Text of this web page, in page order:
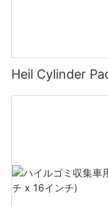
Heil Cylinder